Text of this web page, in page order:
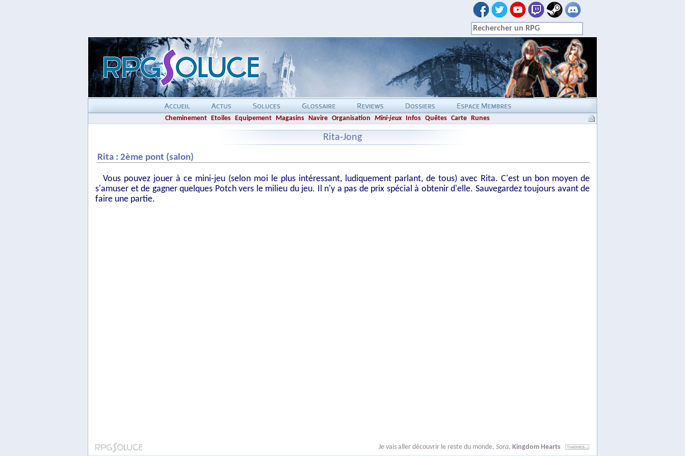
Cheminement Etoiles Equipement Magasins Navire Organisation Mini-jeux Infos Quêtes Carte Runes
Rita-Jong
Rita : 2ème pont (salon)
Vous pouvez jouer à ce mini-jeu (selon moi le plus intéressant, ludiquement parlant, de tous) avec Rita. C'est un bon moyen de
s'amuser et de gagner quelques Potch vers le milieu du jeu. Il n'y a pas de prix spécial à obtenir d'elle. Sauvegardez toujours avant de
faire une partie.
Je vais aller découvrir le reste du monde, Sora, Kingdom Hearts